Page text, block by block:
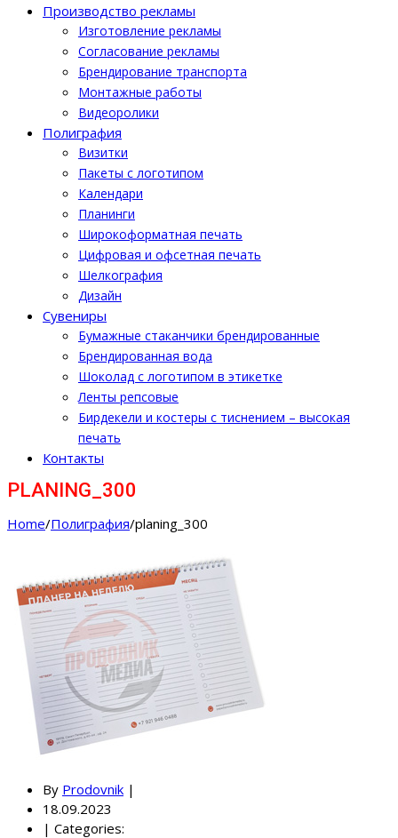
Производство рекламы
Изготовление рекламы
Cогласование рекламы
Брендирование транспорта
Монтажные работы
Видеоролики
Полиграфия
Визитки
Пакеты с логотипом
Календари
Планинги
Широкоформатная печать
Цифровая и офсетная печать
Шелкография
Дизайн
Cувениры
Бумажные стаканчики брендированные
Брендированная вода
Шоколад с логотипом в этикетке
Ленты репсовые
Бирдекели и костеры с тиснением – высокая
печать
Контакты
PLANING_300
Home/Полиграфия/planing_300
By Prodovnik |
18.09.2023
| Categories: